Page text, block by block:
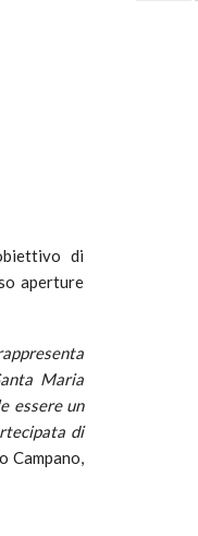
di
aperture
Maria
essere un
di
Campano,